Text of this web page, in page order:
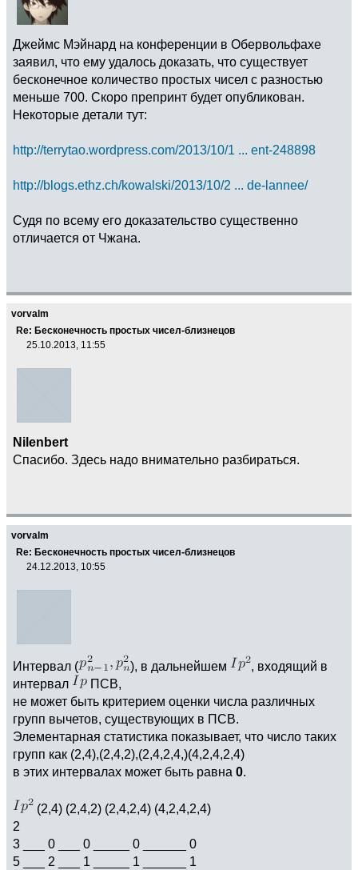
Джеймс Мэйнард на конференции в Обервольфахе
заявил, что ему удалось доказать, что существует
бесконечное количество простых чисел с разностью
меньше 700. Скоро препринт будет опубликован.
Некоторые детали тут:
http://terrytao.wordpress.com/2013/10/1 ... ent-248898
http://blogs.ethz.ch/kowalski/2013/10/2 ... de-lannee/
Судя по всему его доказательство существенно
отличается от Чжана.
vorvalm
Re: Бесконечность простых чисел-близнецов
25.10.2013, 11:55
Nilenbert
Спасибо. Здесь надо внимательно разбираться.
vorvalm
Re: Бесконечность простых чисел-близнецов
24.12.2013, 10:55
Интервал ( ), в дальнейшем
, входящий в
интервал
ПСВ,
не может быть критерием оценки числа различных
групп вычетов, существующих в ПСВ.
Элементарная статистика показывает, что число таких
групп как (2,4),(2,4,2),(2,4,2,4,)(4,2,4,2,4)
в этих интервалах может быть равна 0.
(2,4) (2,4,2) (2,4,2,4) (4,2,4,2,4)
2
3 ___ 0 ___ 0 _____ 0 ______ 0
5 ___ 2 ___ 1 _____ 1 ______ 1